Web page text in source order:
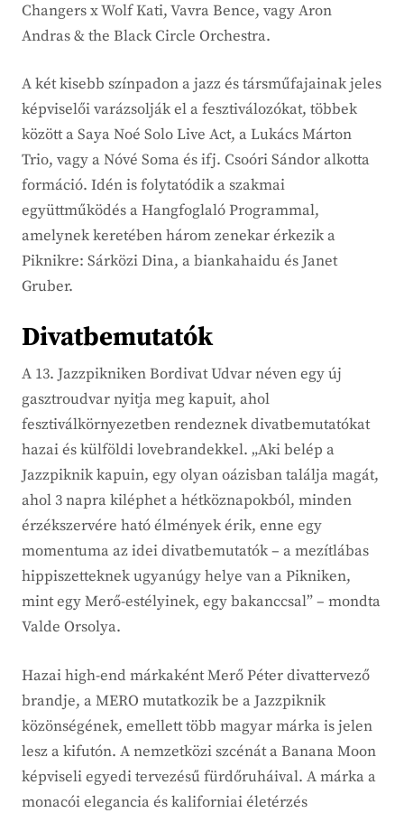
Changers x Wolf Kati, Vavra Bence, vagy Aron
Andras & the Black Circle Orchestra.
A két kisebb színpadon a jazz és társműfajainak jeles
képviselői varázsolják el a fesztiválozókat, többek
között a Saya Noé Solo Live Act, a Lukács Márton
Trio, vagy a Nóvé Soma és ifj. Csoóri Sándor alkotta
formáció. Idén is folytatódik a szakmai
együttműködés a Hangfoglaló Programmal,
amelynek keretében három zenekar érkezik a
Piknikre: Sárközi Dina, a biankahaidu és Janet
Gruber.
Divatbemutatók
A 13. Jazzpikniken Bordivat Udvar néven egy új
gasztroudvar nyitja meg kapuit, ahol
fesztiválkörnyezetben rendeznek divatbemutatókat
hazai és külföldi lovebrandekkel. „Aki belép a
Jazzpiknik kapuin, egy olyan oázisban találja magát,
ahol 3 napra kiléphet a hétköznapokból, minden
érzékszervére ható élmények érik, enne egy
momentuma az idei divatbemutatók – a mezítlábas
hippiszetteknek ugyanúgy helye van a Pikniken,
mint egy Merő-estélyinek, egy bakanccsal” – mondta
Valde Orsolya.
Hazai high-end márkaként Merő Péter divattervező
brandje, a MERO mutatkozik be a Jazzpiknik
közönségének, emellett több magyar márka is jelen
lesz a kifutón. A nemzetközi szcénát a Banana Moon
képviseli egyedi tervezésű fürdőruháival. A márka a
monacói elegancia és kaliforniai életérzés